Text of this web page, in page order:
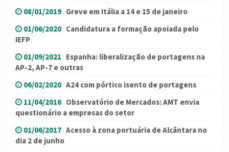
08/01/2019 Greve em Itália a 14 e 15 de janeiro
01/06/2020 Candidatura a formação apoiada pelo
IEFP
01/09/2021 Espanha: liberalização de portagens na
AP-2, AP-7 e outras
06/02/2020 A24 com pórtico isento de portagens
11/04/2016 Observatório de Mercados: AMT envia
questionário a empresas do setor
01/06/2017 Acesso à zona portuária de Alcântara no
dia 2 de junho